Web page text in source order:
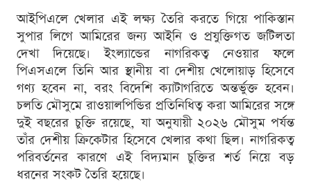
আইপিএলে খেলার এই লক্ষ্য তৈরি করতে গিয়ে পাকিস্তান
সুপার লিগে আমিরের জন্য আইনি ও প্রযুক্তিগত জটিলতা
দেখা দিয়েছে। ইংল্যান্ডের নাগরিকত্ব নেওয়ার ফলে
পিএসএলে তিনি আর স্থানীয় বা দেশীয় খেলোয়াড় হিসেবে
গণ্য হবেন না, বরং বিদেশি ক্যাটাগরিতে অন্তর্ভুক্ত হবেন।
চলতি মৌসুমে রাওয়ালপিন্ডির প্রতিনিধিত্ব করা আমিরের সঙ্গে
দুই বছরের চুক্তি রয়েছে, যা অনুযায়ী ২০২৬ মৌসুম পর্যন্ত
তাঁর দেশীয় ক্রিকেটার হিসেবে খেলার কথা ছিল। নাগরিকত্ব
পরিবর্তনের কারণে এই বিদ্যমান চুক্তির শর্ত নিয়ে বড়
ধরনের সংকট তৈরি হয়েছে।